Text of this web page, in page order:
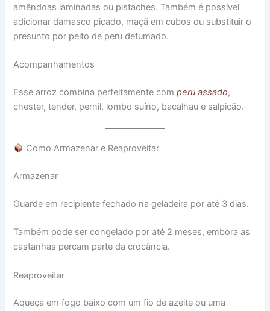
amêndoas laminadas ou pistaches. Também é possível
adicionar damasco picado, maçã em cubos ou substituir o
presunto por peito de peru defumado.
Acompanhamentos
Esse arroz combina perfeitamente comperu assado,
chester, tender, pernil, lombo suíno, bacalhau e salpicão.
Como Armazenar e Reaproveitar
Armazenar
Guarde em recipiente fechado na geladeira por até 3 dias.
Também pode ser congelado por até 2 meses, embora as
castanhas percam parte da crocância.
Reaproveitar
Aqueça em fogo baixo com um fio de azeite ou uma